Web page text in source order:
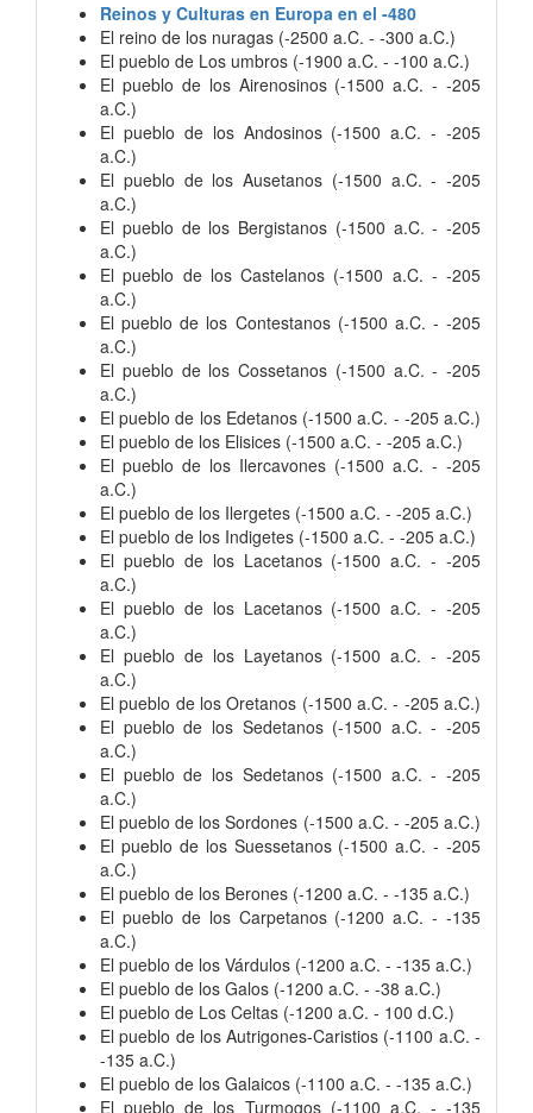
Reinos y Culturas en Europa en el -480
El reino de los nuragas (-2500 a.C. - -300 a.C.)
El pueblo de Los umbros (-1900 a.C. - -100 a.C.)
El pueblo de los Airenosinos (-1500 a.C. - -205
a.C.)
El pueblo de los Andosinos (-1500 a.C. - -205
a.C.)
El pueblo de los Ausetanos (-1500 a.C. - -205
a.C.)
El pueblo de los Bergistanos (-1500 a.C. - -205
a.C.)
El pueblo de los Castelanos (-1500 a.C. - -205
a.C.)
El pueblo de los Contestanos (-1500 a.C. - -205
a.C.)
El pueblo de los Cossetanos (-1500 a.C. - -205
a.C.)
El pueblo de los Edetanos (-1500 a.C. - -205 a.C.)
El pueblo de los Elisices (-1500 a.C. - -205 a.C.)
El pueblo de los Ilercavones (-1500 a.C. - -205
a.C.)
El pueblo de los Ilergetes (-1500 a.C. - -205 a.C.)
El pueblo de los Indigetes (-1500 a.C. - -205 a.C.)
El pueblo de los Lacetanos (-1500 a.C. - -205
a.C.)
El pueblo de los Lacetanos (-1500 a.C. - -205
a.C.)
El pueblo de los Layetanos (-1500 a.C. - -205
a.C.)
El pueblo de los Oretanos (-1500 a.C. - -205 a.C.)
El pueblo de los Sedetanos (-1500 a.C. - -205
a.C.)
El pueblo de los Sedetanos (-1500 a.C. - -205
a.C.)
El pueblo de los Sordones (-1500 a.C. - -205 a.C.)
El pueblo de los Suessetanos (-1500 a.C. - -205
a.C.)
El pueblo de los Berones (-1200 a.C. - -135 a.C.)
El pueblo de los Carpetanos (-1200 a.C. - -135
a.C.)
El pueblo de los Várdulos (-1200 a.C. - -135 a.C.)
El pueblo de los Galos (-1200 a.C. - -38 a.C.)
El pueblo de Los Celtas (-1200 a.C. - 100 d.C.)
El pueblo de los Autrigones-Caristios (-1100 a.C. -
-135 a.C.)
El pueblo de los Galaicos (-1100 a.C. - -135 a.C.)
El pueblo de los Turmogos (-1100 a.C. - -135